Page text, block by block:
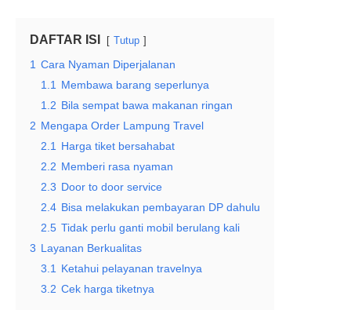
DAFTAR ISI Tutup
1 Cara Nyaman Diperjalanan
1.1
Membawa barang seperlunya
1.2 Bila sempat bawa makanan ringan
2 Mengapa Order Lampung Travel
2.1
Harga tiket bersahabat
2.2 Memberi rasa nyaman
2.3 Door to door service
2.4 Bisa melakukan pembayaran DP dahulu
2.5 Tidak perlu ganti mobil berulang kali
3 Layanan Berkualitas
3.1
Ketahui pelayanan travelnya
3.2 Cek harga tiketnya